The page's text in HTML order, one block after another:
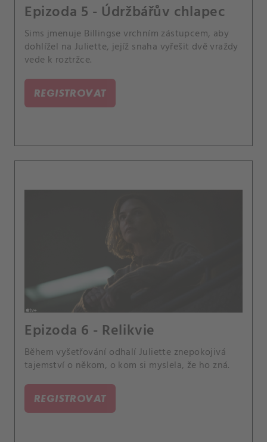
Epizoda 5 - Údržbářův chlapec
Sims jmenuje Billingse vrchním zástupcem, aby
dohlížel na Juliette, jejíž snaha vyřešit dvě vraždy
vede k roztržce.
REGISTROVAT
Epizoda 6 - Relikvie
Během vyšetřování odhalí Juliette znepokojivá
tajemství o někom, o kom si myslela, že ho zná.
REGISTROVAT